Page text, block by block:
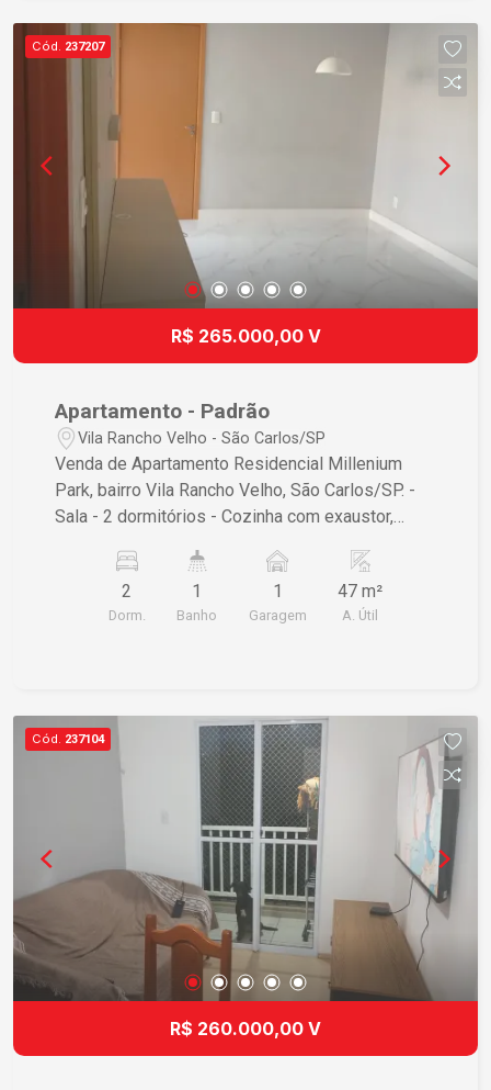
Cód. 237207
R$ 265.000,00 V
Apartamento - Padrão
Vila Rancho Velho - São Carlos/SP
Venda de Apartamento Residencial Millenium
Park, bairro Vila Rancho Velho, São Carlos/SP. -
Sala - 2 dormitórios - Cozinha com exaustor,
de garagem coberta Não perca essa
oportunidade!
2
Dorm.
1
Banho
1
Garagem
47 m²
A. Útil
Cód. 237104
R$ 260.000,00 V